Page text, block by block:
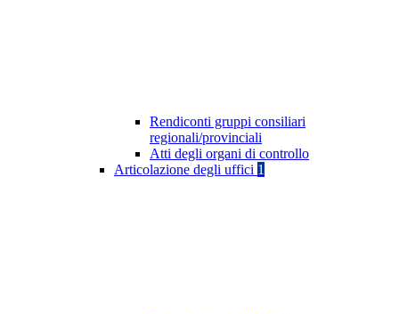
Rendiconti gruppi consiliari
regionali/provinciali
Atti degli organi di controllo
Articolazione degli uffici 1